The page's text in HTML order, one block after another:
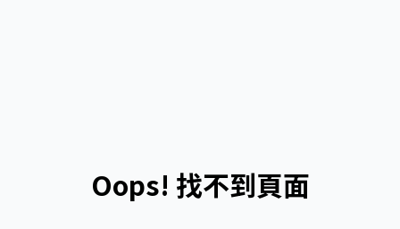
Oops! 找不到頁面